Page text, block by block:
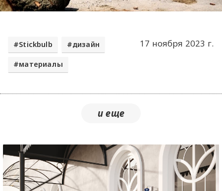
17 ноября 2023 г.
Stickbulb дизайн
материалы